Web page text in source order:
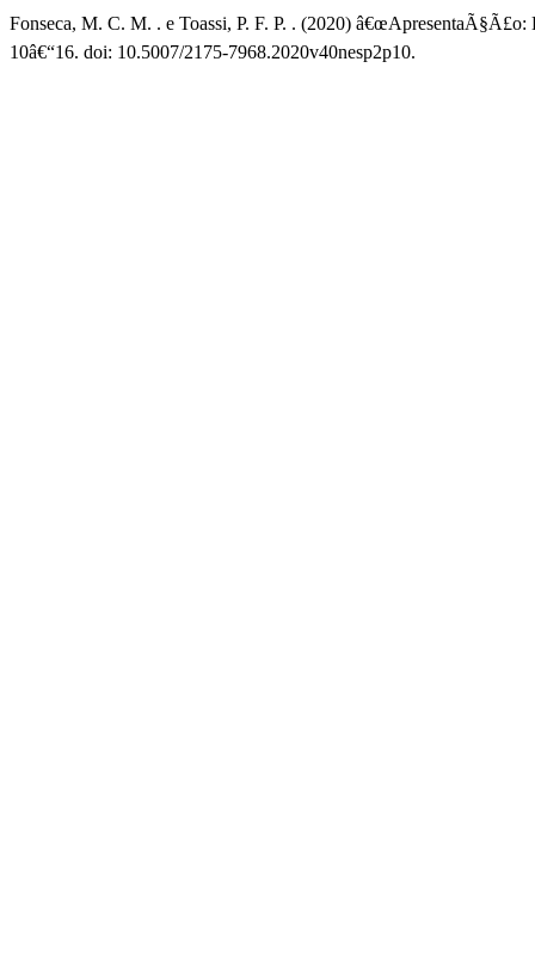
Fonseca, M. C. M. . e Toassi, P. F. P. . (2020)
10â€“16. doi: 10.5007/2175-7968.2020v40nesp2p10.